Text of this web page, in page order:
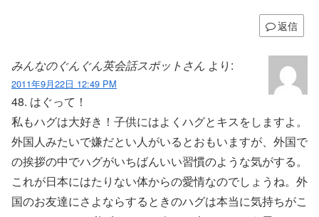
返信
みんなのぐんぐん英会話スポットさん より:
2011年9月22日 12:49 PM
48. はぐって！
私もハグは大好き！子供にはよくハグとキスをしますよ。
外国人みたいで嫌だとい人がいるとおもいますが、外国で
の挨拶の中でハグがいちばんいい習慣のような気がする。
これが日本にはたりない体からの愛情なのでしょうね。外
国のお友達にさよならするときのハグは本当に気持ちがこ